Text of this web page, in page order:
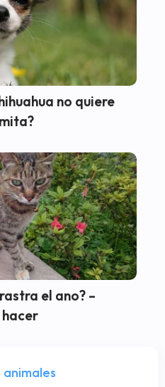
no quiere
el ano? –
hacer